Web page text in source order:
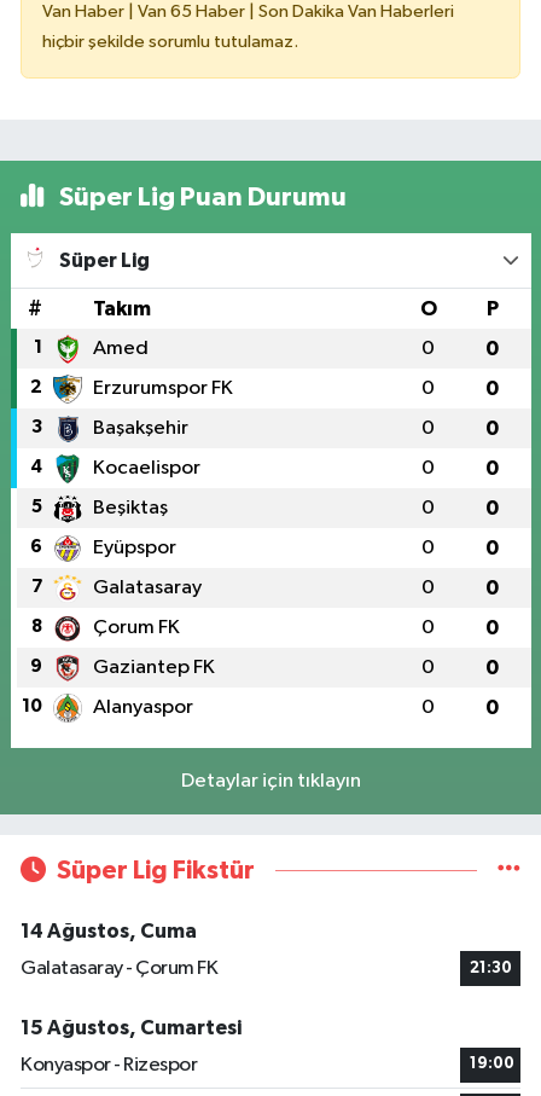
Van Haber | Van 65 Haber | Son Dakika Van Haberleri
hiçbir şekilde sorumlu tutulamaz.
Süper Lig Puan Durumu
Süper Lig
# Takım O P
1 Amed 0 0
2 Erzurumspor FK 0 0
3 Başakşehir 0 0
4 Kocaelispor 0 0
5 Beşiktaş 0 0
6 Eyüpspor 0 0
7 Galatasaray 0 0
8 Çorum FK 0 0
9 Gaziantep FK 0 0
10 Alanyaspor 0 0
Detaylar için tıklayın
Süper Lig Fikstür
14 Ağustos, Cuma
Galatasaray - Çorum FK
21:30
15 Ağustos, Cumartesi
Konyaspor - Rizespor
19:00